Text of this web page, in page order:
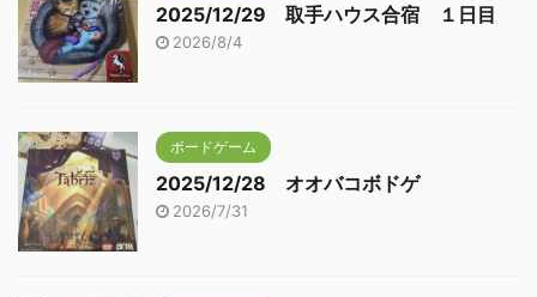
2025/12/29 取手ハウス合宿 １日目
2026/8/4
ボードゲーム
2025/12/28 オオバコボドゲ
2026/7/31